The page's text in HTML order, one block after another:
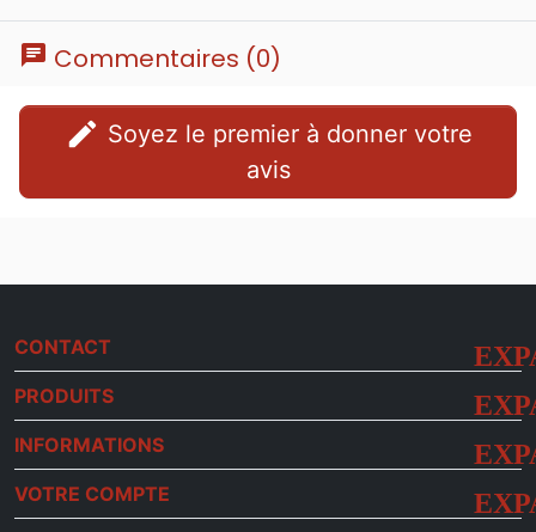
chat Commentaires (0)
edit
avis
CONTACT
PRODUITS
INFORMATIONS
VOTRE COMPTE